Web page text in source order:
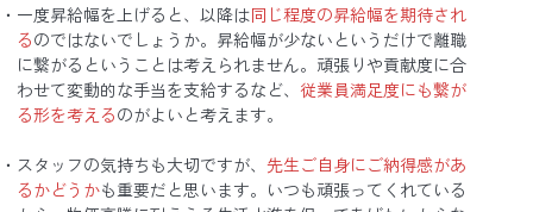
一度昇給幅を上げると、以降は同じ程度の昇給幅を期待され
るのではないでしょうか。昇給幅が少ないというだけで離職
に繋がるということは考えられません。頑張りや貢献度に合
わせて変動的な手当を支給するなど、 従業員満足度にも繋が
る形を考えるのがよいと考えます。
スタッフの気持ちも大切ですが、 先生ご自身にご納得感があ
るかどうかも重要だと思います。いつも頑張ってくれている